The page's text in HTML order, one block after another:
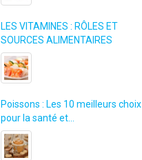
LES VITAMINES : RÔLES ET
SOURCES ALIMENTAIRES
Poissons : Les 10 meilleurs choix
pour la santé et…